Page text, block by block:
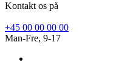
Kontakt os på
+45 00 00 00 00
Man-Fre, 9-17